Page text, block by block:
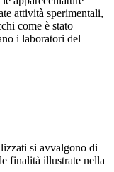
attività sperimentali,
come è stato
i laboratori del
si avvalgono di
finalità illustrate nella